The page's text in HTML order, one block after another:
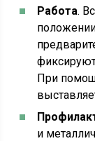
Работа.
При
и